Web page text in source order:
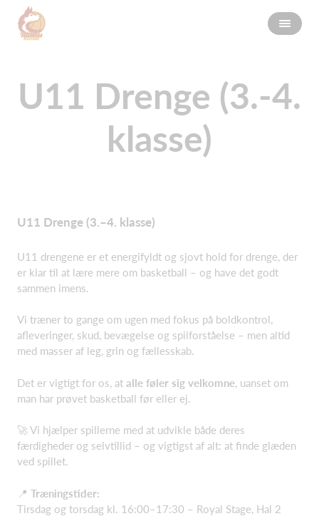
U11 Drenge (3.-4.
klasse)
U11 Drenge (3.–4. klasse)
U11 drengene er et energifyldt og sjovt hold for drenge, der
er klar til at lære mere om basketball – og have det godt
sammen imens.
Vi træner to gange om ugen med fokus på boldkontrol,
afleveringer, skud, bevægelse og spilforståelse – men altid
med masser af leg, grin og fællesskab.
Det er vigtigt for os, at alle føler sig velkomne , uanset om
man har prøvet basketball før eller ej.
🚀 Vi hjælper spillerne med at udvikle både deres
færdigheder og selvtillid – og vigtigst af alt: at finde glæden
ved spillet.
📍 Træningstider:
Tirsdag og torsdag kl. 16:00–17:30 – Royal Stage, Hal 2